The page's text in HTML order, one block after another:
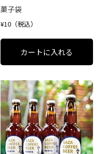
菓子袋
¥10（税込）